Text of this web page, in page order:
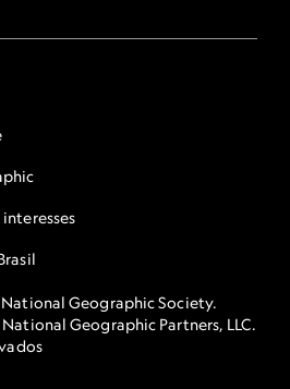
Geographic Society.
Geographic Partners, LLC.